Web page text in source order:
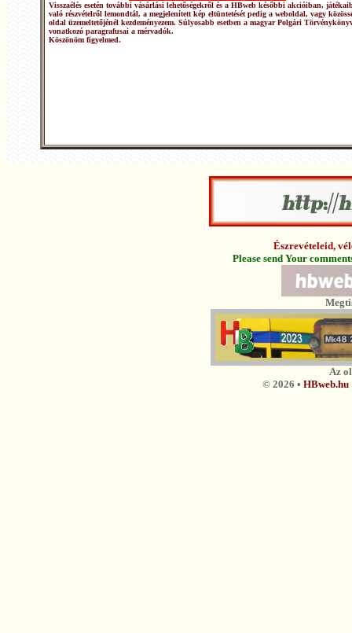
Visszaélés esetén további vásárlási lehetőségekről és a HBweb későbbi akcióiban,
való részvételről lemondtál, a megjelenített kép eltüntetését pedig a weboldal, vagy
oldal üzemeltetőjénél kezdeményezem. Súlyosabb esetben a magyar Polgári
vonatkozó paragrafusai a mérvadók.
Köszönöm figyelmed.
Észrevételeid,
Please send Your
Az
© 2026 •HBweb.hu